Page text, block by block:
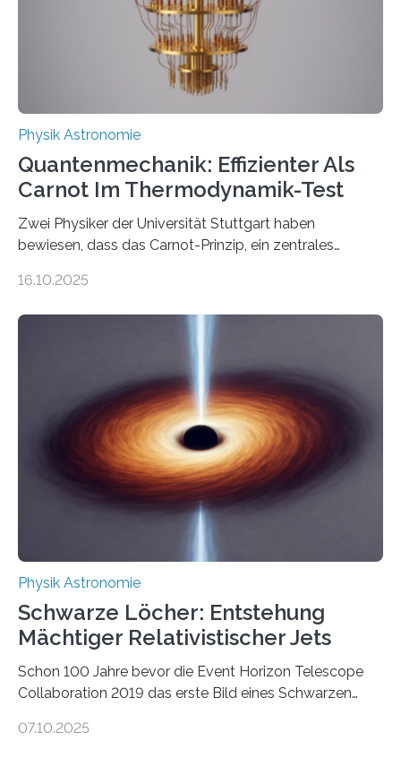
internationale Forschungsgruppe um den
Physik Astronomie
Quantenmechanik: Effizienter Als
Carnot Im Thermodynamik-Test
Zwei Physiker der Universität Stuttgart haben
bewiesen, dass das Carnot-Prinzip, ein zentrales
Größenordnung von Atomen gilt, deren physikalische
Quantenmotoren voranbringen. Das
Wissenschaftsjournal Science Advances veröffentlichte
die Herleitung. (DOI: 10.1126/sciadv.adw8462)
Verbrennungsmotoren oder Dampfturbinen sind
Wärmekraftmaschinen: Sie wandeln thermische
Energie in mechanische Bewegung um – oder anders
ausgedrückt, Wärme in Bewegung. In
quantenmechanischen Experimenten ist es in den…
16.10.2025
Physik Astronomie
Schwarze Löcher: Entstehung
Mächtiger Relativistischer Jets
Schon 100 Jahre bevor die Event Horizon Telescope
Collaboration 2019 das erste Bild eines Schwarzen
hatte der Astronom Heber Curtis einen seltsamen
07.10.2025